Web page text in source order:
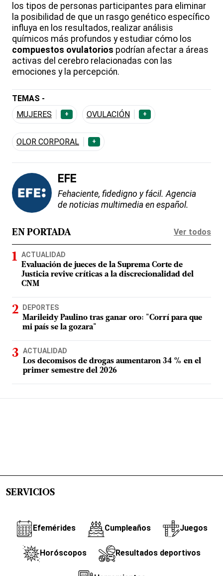
los tipos de personas participantes para eliminar
la posibilidad de que un rasgo genético específico
influya en los resultados, realizar análisis
químicos más profundos y estudiar cómo los
compuestos ovulatorios podrían afectar a áreas
activas del cerebro relacionadas con las
emociones y la percepción.
TEMAS -
MUJERES
+ OVULACIÓN +
OLOR CORPORAL +
EFE
Fehaciente, fidedigno y fácil. Agencia
de noticias multimedia en español.
EN PORTADA Ver todos
ACTUALIDAD
Evaluación de jueces de la Suprema Corte de
Justicia revive críticas a la discrecionalidad del
CNM
DEPORTES
Marileidy Paulino tras ganar oro: "Corrí para que
mi país se la gozara"
ACTUALIDAD
Los decomisos de drogas aumentaron 34 % en el
primer semestre del 2026
SERVICIOS
Efemérides Cumpleaños Juegos
Horóscopos Resultados deportivos